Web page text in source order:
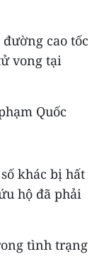
cao tốc
vong tại
Quốc
khác bị hất
hộ đã phải
tình trạng